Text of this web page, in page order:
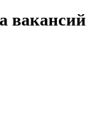
вакансий